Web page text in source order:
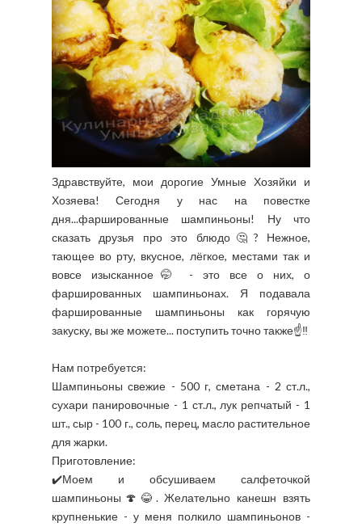
Здравствуйте, мои дорогие Умные Хозяйки и
Хозяева! Сегодня у нас на повестке
дня...фаршированные шампиньоны! Ну что
сказать друзья про это блюдо🤔? Нежное,
тающее во рту, вкусное, лёгкое, местами так и
вовсе изысканное🤭 - это все о них, о
фаршированных шампиньонах. Я подавала
фаршированные шампиньоны как горячую
закуску, вы же можете... поступить точно также☝️‼️
Нам потребуется:
Шампиньоны свежие - 500 г, сметана - 2 ст.л.,
сухари панировочные - 1 ст.л., лук репчатый - 1
шт., сыр - 100 г., соль, перец, масло растительное
для жарки.
Приготовление:
✔️Моем и обсушиваем салфеточкой
шампиньоны🍄😂. Желательно канешн взять
крупненькие - у меня полкило шампиньонов -